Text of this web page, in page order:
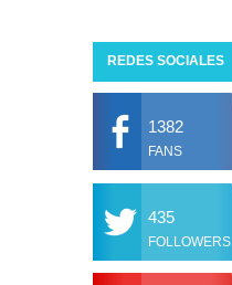
REDES SOCIALES
1382
FANS
435
FOLLOWERS